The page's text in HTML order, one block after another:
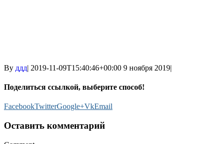
By ддд| 2019-11-09T15:40:46+00:00 9 ноября 2019|
Поделиться ссылкой, выберите способ!
FacebookTwitterGoogle+VkEmail
Оставить комментарий